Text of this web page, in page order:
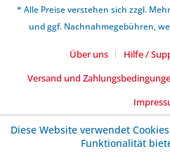
* Alle Preise verstehen sich zzgl.
und ggf. Nachnahmegebühren,
Über uns Hilfe /
Versand und
Diese Website verwendet
Funktionalität